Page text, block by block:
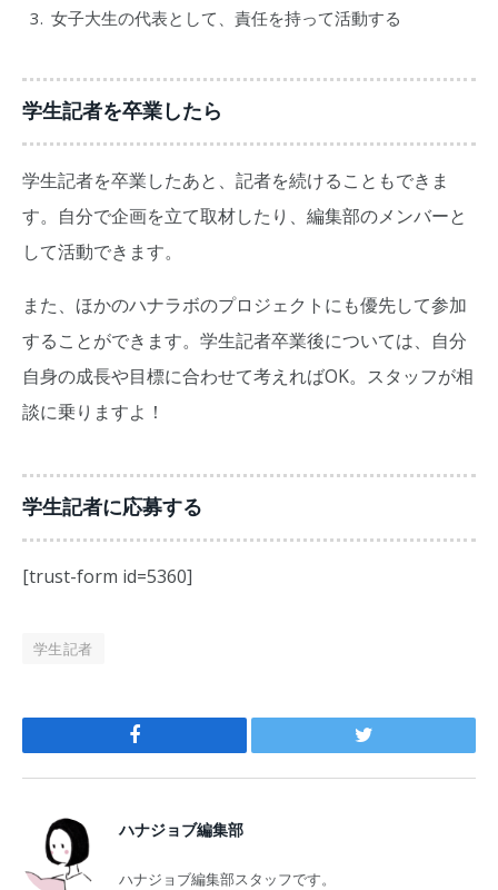
女子大生の代表として、責任を持って活動する
学生記者を卒業したら
学生記者を卒業したあと、記者を続けることもできま
す。自分で企画を立て取材したり、編集部のメンバーと
して活動できます。
また、ほかのハナラボのプロジェクトにも優先して参加
することができます。学生記者卒業後については、自分
自身の成長や目標に合わせて考えればOK。スタッフが相
談に乗りますよ！
学生記者に応募する
[trust-form id=5360]
学生記者
Facebook Twitter
ハナジョブ編集部
ハナジョブ編集部スタッフです。